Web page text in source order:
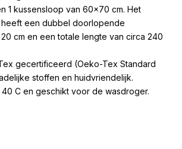
1 kussensloop van 60×70 cm. Het
een dubbel doorlopende
cm en een totale lengte van circa 240
gecertificeerd (Oeko-Tex Standard
stoffen en huidvriendelijk.
40 C en geschikt voor de wasdroger.